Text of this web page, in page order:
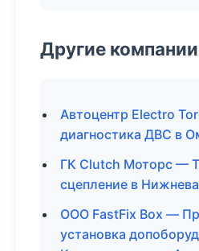
Другие компании
Автоцентр Electro
диагностика ДВС в
ГК Clutch Моторс —
сцепление в
ООО FastFix Box —
установка